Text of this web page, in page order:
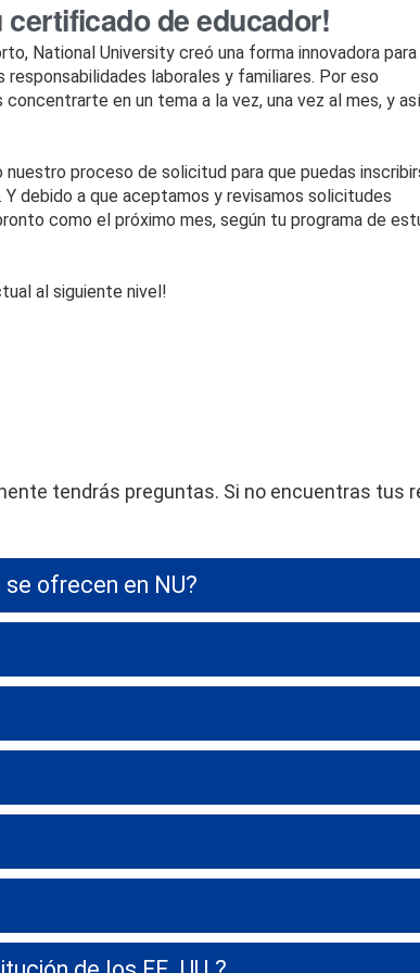
certificado de educador!
National University creó una forma innovadora para
laborales y familiares. Por eso
en un tema a la vez, una vez al mes, y así
proceso de solicitud para que puedas
debido a que aceptamos y revisamos solicitudes
como el próximo mes, según tu programa de
al siguiente nivel!
tendrás preguntas. Si no encuentras
ofrecen en NU?